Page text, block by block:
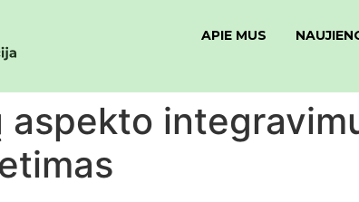
APIE MUS
aspekto